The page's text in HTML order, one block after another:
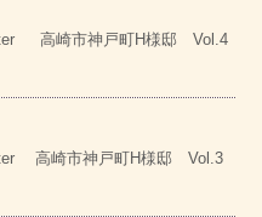
高崎市神戸町H様邸 Vol.4
高崎市神戸町H様邸 Vol.3